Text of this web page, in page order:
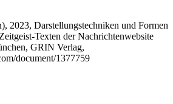
, 2023, Darstellungstechniken und Formen
Texten der Nachrichtenwebsite
GRIN Verlag,
document/1377759